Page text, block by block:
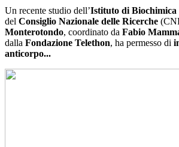
Un recente studio dell’Istituto di Biochimica
del Consiglio Nazionale delle Ricerche
Monterotondo, coordinato da Fabio
dalla Fondazione Telethon, ha permesso di
anticorpo...